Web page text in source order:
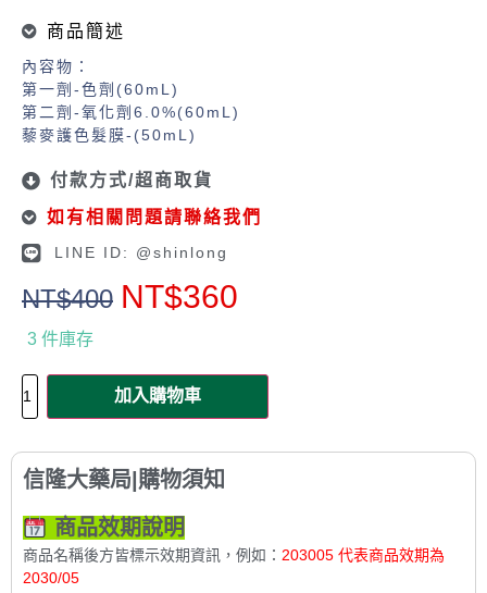
商品簡述
內容物：
第一劑-色劑(60mL)
第二劑-氧化劑6.0%(60mL)
藜麥護色髮膜-(50mL)
付款方式/超商取貨
如有相關問題請聯絡我們
LINE ID: @shinlong
NT$400 NT$360
3 件庫存
加入購物車
信隆大藥局|購物須知
商品效期說明
商品名稱後方皆標示效期資訊，例如： 203005 代表商品效期為
2030/05